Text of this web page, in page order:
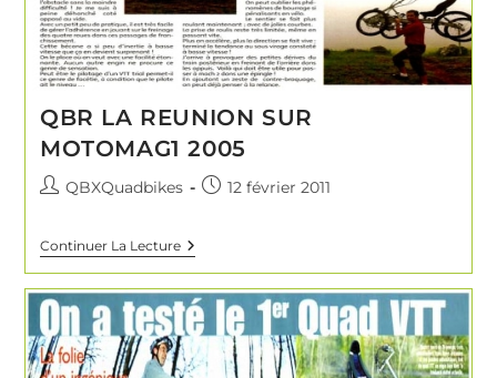
QBR LA REUNION SUR
MOTOMAG1 2005
QBXQuadbikes 12 février 2011
Continuer La Lecture